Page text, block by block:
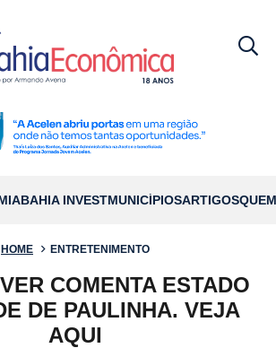
BAHIA INVESTMUNICÍPIOSARTIGOS
HOME ENTRETENIMENTO
COMENTA ESTADO
DE PAULINHA. VEJA
AQUI